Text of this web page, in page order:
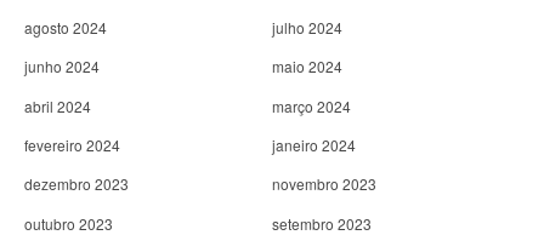
agosto 2024
julho 2024
junho 2024
maio 2024
abril 2024
março 2024
fevereiro 2024
janeiro 2024
dezembro 2023
novembro 2023
outubro 2023
setembro 2023